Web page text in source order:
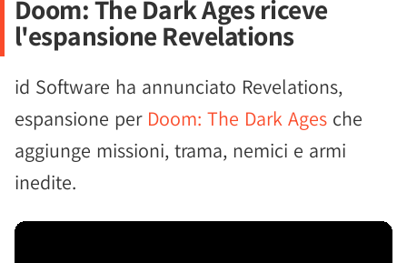
Doom: The Dark Ages riceve
l'espansione Revelations
id Software ha annunciato Revelations,
espansione per Doom: The Dark Ages che
aggiunge missioni, trama, nemici e armi
inedite.